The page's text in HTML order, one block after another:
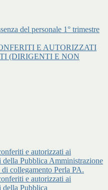
del personale 1° trimestre
E AUTORIZZATI
(DIRIGENTI E NON
e autorizzati ai
della Pubblica Amministrazione
collegamento Perla PA.
e autorizzati ai
della Pubblica